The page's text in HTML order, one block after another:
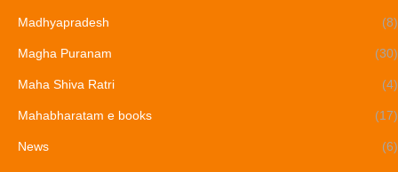
Madhyapradesh (8)
Magha Puranam (30)
Maha Shiva Ratri (4)
Mahabharatam e books (17)
News (6)